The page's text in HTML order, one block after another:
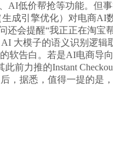
低价帮抢等功能。但
成引擎优化）对电商AI
会提醒“我正正在淘
大模子的语义识别逻
软告白。若是AI电商导
力推的Instant
，据悉，值得一提的是